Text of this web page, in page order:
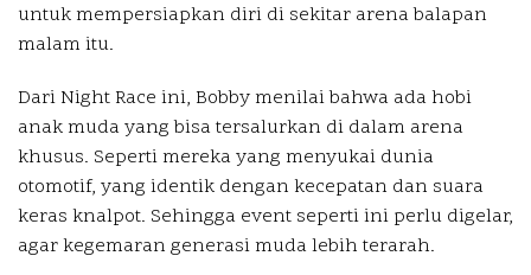
untuk mempersiapkan diri di sekitar arena balapan
malam itu.
Dari Night Race ini, Bobby menilai bahwa ada hobi
anak muda yang bisa tersalurkan di dalam arena
khusus. Seperti mereka yang menyukai dunia
otomotif, yang identik dengan kecepatan dan suara
keras knalpot. Sehingga event seperti ini perlu digelar,
agar kegemaran generasi muda lebih terarah.